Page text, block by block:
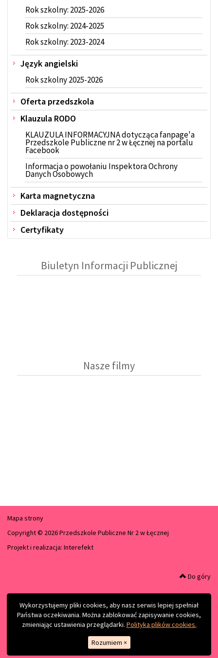
Wykorzystujemy pliki cookies, aby nasz serwis lepiej spełniał
Państwa oczekiwania. Można zablokować zapisywanie cookies,
zmieniając ustawienia przeglądarki. Polityka plików cookies.
Rozumiem ×
Rok szkolny: 2025-2026
Rok szkolny: 2024-2025
Rok szkolny: 2023-2024
Język angielski
Rok szkolny 2025-2026
Oferta przedszkola
Klauzula RODO
KLAUZULA INFORMACYJNA dotycząca fanpage'a
Przedszkole Publiczne nr 2 w Łęcznej na portalu
Facebook
Informacja o powołaniu Inspektora Ochrony
Danych Osobowych
Karta magnetyczna
Deklaracja dostępności
Certyfikaty
Biuletyn Informacji Publicznej
Nasze filmy
Mapa strony
Copyright © 2026 Przedszkole Publiczne Nr 2 w Łęcznej
Projekt i realizacja: Interefekt
Do góry